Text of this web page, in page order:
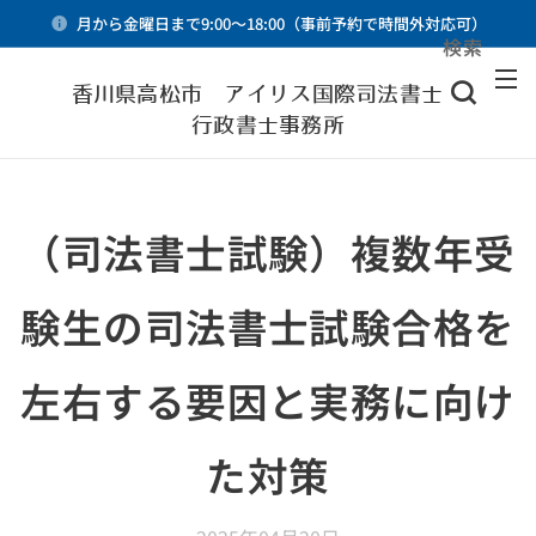
月から金曜日まで9:00～18:00（事前予約で時間外対応可）
香川県高松市 アイリス国際司法書士・
行政書士事務所
検索
（司法書士試験）複数年受
験生の司法書士試験合格を
左右する要因と実務に向け
た対策